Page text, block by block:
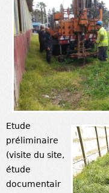
Etude
préliminaire
(visite du site,
étude
documentair